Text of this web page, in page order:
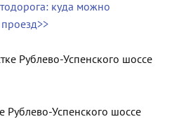
куда можно
Рублево-Успенского шоссе